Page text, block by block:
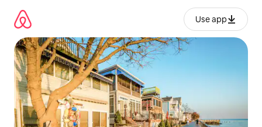
გადასვლა
Use app